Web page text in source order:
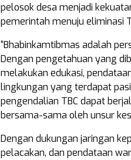
pelosok desa menjadi
pemerintah menuju eliminasi
“Bhabinkamtibmas adalah
Dengan pengetahuan yang
melakukan edukasi,
lingkungan yang terdapat
pengendalian TBC dapat
bersama-sama oleh unsur
Dengan dukungan jaringan
pelacakan, dan pendataan